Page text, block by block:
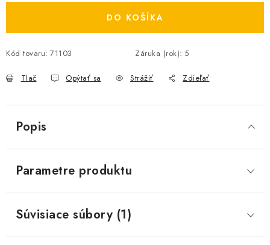
DO KOŠÍKA
Kód tovaru: 71103 Záruka (rok): 5
Tlač Opýtať sa Strážiť Zdieľať
Popis
Parametre produktu
Súvisiace súbory (1)